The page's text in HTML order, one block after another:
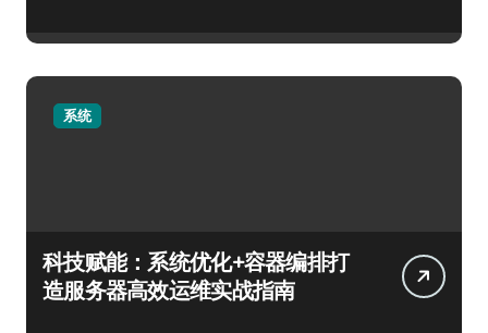
系统
科技赋能：系统优化+容器编排打
造服务器高效运维实战指南